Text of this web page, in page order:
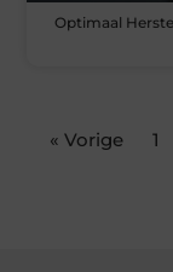
Optimaal
« Vorige 1